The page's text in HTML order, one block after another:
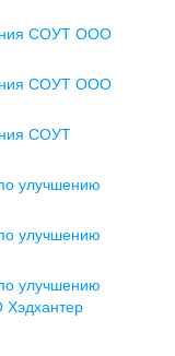
СОУТ ООО
СОУТ ООО
СОУТ
улучшению
улучшению
улучшению